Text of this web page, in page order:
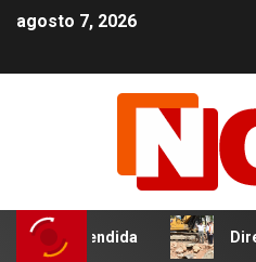
agosto 7, 2026
Director de